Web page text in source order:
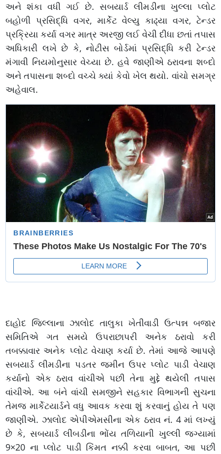
અને શંકા વધી ગઈ છે. સબયાર્ડ લીમડીના ખુલ્લા પ્લોટ
બહોળી પ્રસિદ્ધિ વગર, માર્કેટ વેલ્યુ કાઢ્યા વગર, ટેન્ડર
પ્રક્રિયા કર્યા વગર માત્ર અરજી લઈ વેચી દીધા છતાં તપાસ
અધિકારી લખે છે કે, નોટીસ બોર્ડમાં પ્રસિદ્ધિ કરી ટેન્ડર
મંગાવી નિયમોનુસાર વેચ્યા છે. હવે જાણીએ ઠરાવના શબ્દો
અને તપાસના શબ્દો વચ્ચે ક્યાં કેવો ખેલ થયો. વાંચો સમગ્ર
અહેવાલ.
દાહોદ જિલ્લાના ઝાલોદ તાલુકા ખેતીવાડી ઉત્પન્ન બજાર
સમિતિએ ગત સમયે ઉપરાછાપરી અનેક ઠરાવો કરી
તબક્કાવાર અનેક પ્લોટ વેચાણ કર્યા છે. તેમાં આજે આપણે
સબયાર્ડ લીમડીના પડતર જમીન ઉપર પ્લોટ પાડી વેચાણ
કર્યાનો એક ઠરાવ વાંચીએ પછી તેના મુદ્દે થયેલી તપાસ
વાંચીએ. આ બંને વાંચી સમજીને સહકાર વિભાગની સુચના
તેમજ માર્કેટયાર્ડને વધુ આવક કરવા શું કરવાનું હોય તે પણ
જાણીએ. ઝાલોદ એપીએમસીના એક ઠરાવ નં. 4 માં લખ્યું
છે કે, સબયાર્ડ લીંબડીના ભોંય તળિયાની ખુલ્લી જગ્યામાં
9×20 ના પ્લોટ પાડી કિંમત નક્કી કરવા બાબત, આ પછી